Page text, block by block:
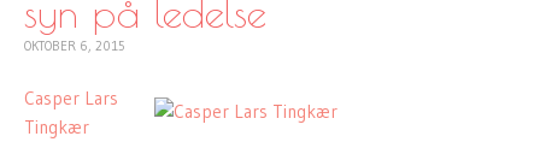
syn på ledelse
OKTOBER 6, 2015
Casper Lars
Tingkær